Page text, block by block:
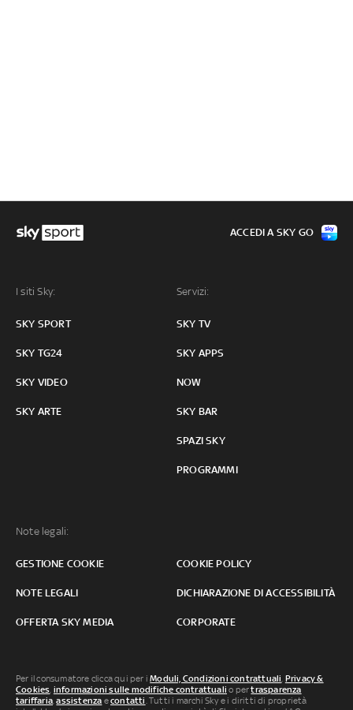
I siti Sky:
SKY SPORT
SKY TG24
SKY VIDEO
SKY ARTE
Servizi:
SKY TV
SKY APPS
NOW
SKY BAR
SPAZI SKY
PROGRAMMI
Note legali:
GESTIONE COOKIE COOKIE POLICY
NOTE LEGALI DICHIARAZIONE DI ACCESSIBILITÀ
OFFERTA SKY MEDIA CORPORATE
ACCEDI A SKY GO
Per il consumatore clicca qui per iModuli, Condizioni contrattuali, Privacy &
Cookies, informazioni sulle modifiche contrattuali o pertrasparenza
tariffaria,assistenza econtatti. Tutti i marchi Sky e i diritti di proprietà